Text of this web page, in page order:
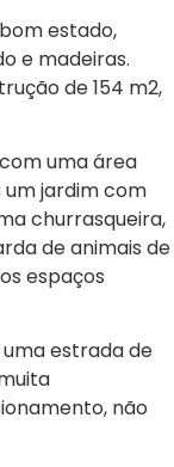
estado,
e madeiras.
de 154 m2,
uma área
jardim com
churrasqueira,
de animais de
espaços
estrada de
não